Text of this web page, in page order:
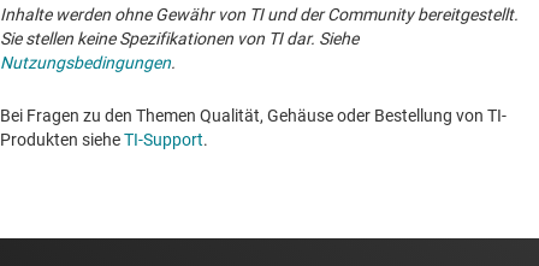
Inhalte werden ohne Gewähr von TI und der Community bereitgestellt.
Sie stellen keine Spezifikationen von TI dar. Siehe
Nutzungsbedingungen.
Bei Fragen zu den Themen Qualität, Gehäuse oder Bestellung von TI-
Produkten sieheTI-Support. ​​​​​​​​​​​​​​